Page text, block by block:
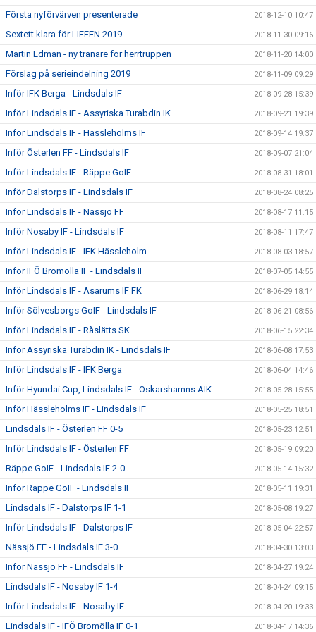
Första nyförvärven presenterade 2018-12-10 10:47
Sextett klara för LIFFEN 2019 2018-11-30 09:16
Martin Edman - ny tränare för herrtruppen 2018-11-20 14:00
Förslag på serieindelning 2019 2018-11-09 09:29
Inför IFK Berga - Lindsdals IF 2018-09-28 15:39
Inför Lindsdals IF - Assyriska Turabdin IK 2018-09-21 19:39
Inför Lindsdals IF - Hässleholms IF 2018-09-14 19:37
Inför Österlen FF - Lindsdals IF 2018-09-07 21:04
Inför Lindsdals IF - Räppe GoIF 2018-08-31 18:01
Inför Dalstorps IF - Lindsdals IF 2018-08-24 08:25
Inför Lindsdals IF - Nässjö FF 2018-08-17 11:15
Inför Nosaby IF - Lindsdals IF 2018-08-11 17:47
Inför Lindsdals IF - IFK Hässleholm 2018-08-03 18:57
Inför IFÖ Bromölla IF - Lindsdals IF 2018-07-05 14:55
Inför Lindsdals IF - Asarums IF FK 2018-06-29 18:14
Inför Sölvesborgs GoIF - Lindsdals IF 2018-06-21 08:56
Inför Lindsdals IF - Råslätts SK 2018-06-15 22:34
Inför Assyriska Turabdin IK - Lindsdals IF 2018-06-08 17:53
Inför Lindsdals IF - IFK Berga 2018-06-04 14:46
Inför Hyundai Cup, Lindsdals IF - Oskarshamns AIK 2018-05-28 15:55
Inför Hässleholms IF - Lindsdals IF 2018-05-25 18:51
Lindsdals IF - Österlen FF 0-5 2018-05-23 12:51
Inför Lindsdals IF - Österlen FF 2018-05-19 09:20
Räppe GoIF - Lindsdals IF 2-0 2018-05-14 15:32
Inför Räppe GoIF - Lindsdals IF 2018-05-11 19:31
Lindsdals IF - Dalstorps IF 1-1 2018-05-08 19:27
Inför Lindsdals IF - Dalstorps IF 2018-05-04 22:57
Nässjö FF - Lindsdals IF 3-0 2018-04-30 13:03
Inför Nässjö FF - Lindsdals IF 2018-04-27 19:24
Lindsdals IF - Nosaby IF 1-4 2018-04-24 09:15
Inför Lindsdals IF - Nosaby IF 2018-04-20 19:33
Lindsdals IF - IFÖ Bromölla IF 0-1 2018-04-17 14:36